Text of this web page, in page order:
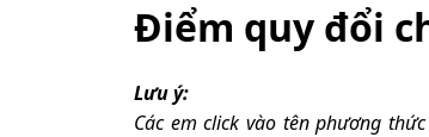
Điểm quy đổi
Lưu ý:
Các em click vào tên phương